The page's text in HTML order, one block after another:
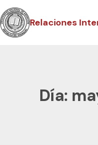
Relaciones
Día: